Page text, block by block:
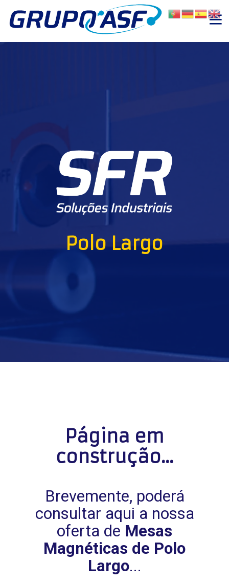
Polo Largo
Página em
construção...
Brevemente, poderá
consultar aqui a nossa
oferta de Mesas
Magnéticas de Polo
Largo...